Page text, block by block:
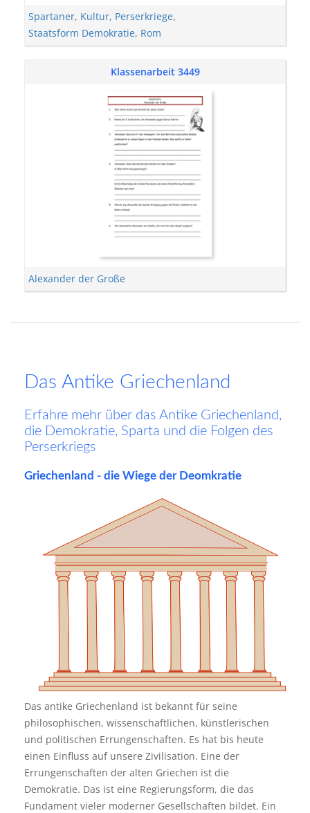
Spartaner, Kultur, Perserkriege,
Staatsform Demokratie, Rom
Klassenarbeit 3449
Alexander der Große
Das Antike Griechenland
Erfahre mehr über das Antike Griechenland,
die Demokratie, Sparta und die Folgen des
Perserkriegs
Griechenland - die Wiege der Deomkratie
Das antike Griechenland ist bekannt für seine
philosophischen, wissenschaftlichen, künstlerischen
und politischen Errungenschaften. Es hat bis heute
einen Einfluss auf unsere Zivilisation. Eine der
Errungenschaften der alten Griechen ist die
Demokratie. Das ist eine Regierungsform, die das
Fundament vieler moderner Gesellschaften bildet. Ein